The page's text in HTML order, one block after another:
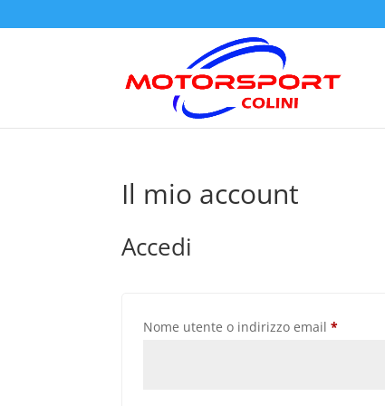
Il mio account
Accedi
Nome utente o indirizzo email*Richiesto